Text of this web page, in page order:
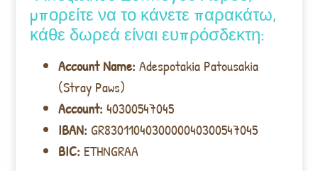
μπορείτε να το κάνετε παρακάτω,
κάθε δωρεά είναι ευπρόσδεκτη:
Account Name: Adespotakia Patousakia
(Stray Paws)
Account: 40300547045
IBAN: GR8301104030000040300547045
BIC: ETHNGRAA